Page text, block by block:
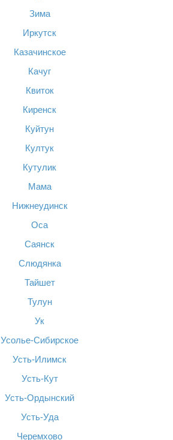
Зима
Иркутск
Казачинское
Качуг
Квиток
Киренск
Куйтун
Култук
Кутулик
Мама
Нижнеудинск
Оса
Саянск
Слюдянка
Тайшет
Тулун
Ук
Усолье-Сибирское
Усть-Илимск
Усть-Кут
Усть-Ордынский
Усть-Уда
Черемхово